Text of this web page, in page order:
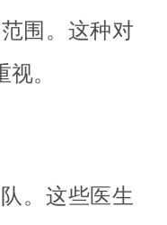
围。这种对
。
。这些医生